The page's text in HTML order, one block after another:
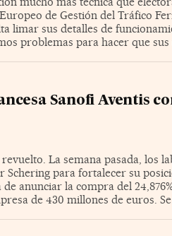
de Gestión del Tráfico
limar sus detalles de
problemas para hacer que sus
Sanofi Aventis
La semana pasada, los
para fortalecer su
de anunciar la compra del
de 430 millones de euros.